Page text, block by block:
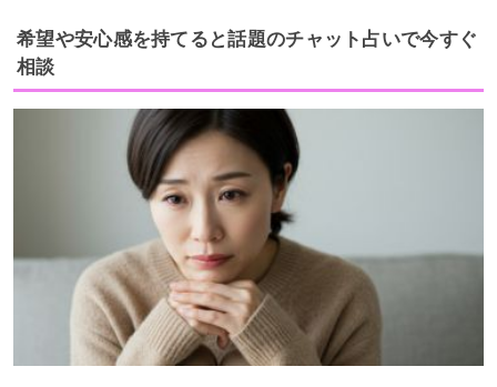
希望や安心感を持てると話題のチャット占いで今すぐ
相談